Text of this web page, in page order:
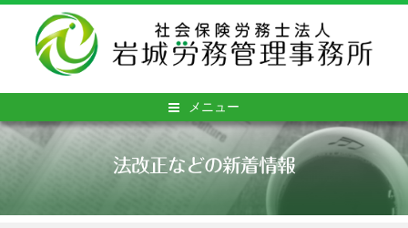
メニュー
法改正などの新着情報